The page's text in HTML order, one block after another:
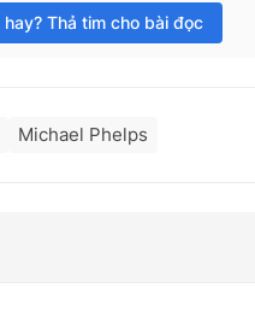
hay? Thả tim cho bài đọc
Michael Phelps